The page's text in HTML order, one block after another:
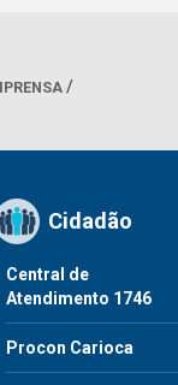
Cidadão
Central de
Atendimento 1746
Procon Carioca